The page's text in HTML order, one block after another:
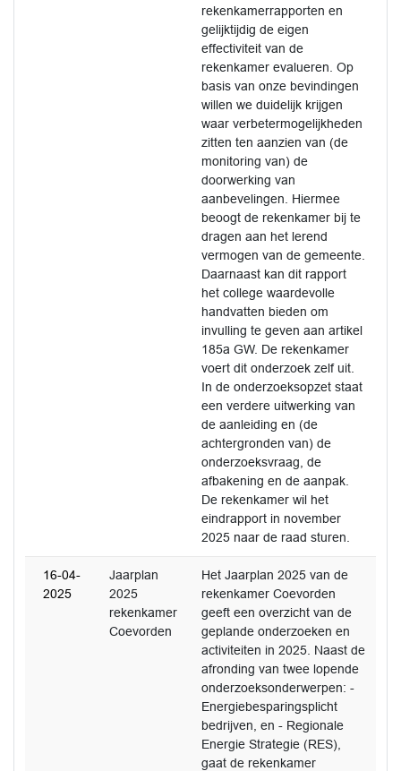
rekenkamerrapporten en
gelijktijdig de eigen
effectiviteit van de
rekenkamer evalueren. Op
basis van onze bevindingen
willen we duidelijk krijgen
waar verbetermogelijkheden
zitten ten aanzien van (de
monitoring van) de
doorwerking van
aanbevelingen. Hiermee
beoogt de rekenkamer bij te
dragen aan het lerend
vermogen van de gemeente.
Daarnaast kan dit rapport
het college waardevolle
handvatten bieden om
invulling te geven aan artikel
185a GW. De rekenkamer
voert dit onderzoek zelf uit.
In de onderzoeksopzet staat
een verdere uitwerking van
de aanleiding en (de
achtergronden van) de
onderzoeksvraag, de
afbakening en de aanpak.
De rekenkamer wil het
eindrapport in november
2025 naar de raad sturen.
16-04-
2025
Jaarplan
2025
rekenkamer
Coevorden
Het Jaarplan 2025 van de
rekenkamer Coevorden
geeft een overzicht van de
geplande onderzoeken en
activiteiten in 2025. Naast de
afronding van twee lopende
onderzoeksonderwerpen: -
Energiebesparingsplicht
bedrijven, en - Regionale
Energie Strategie (RES),
gaat de rekenkamer